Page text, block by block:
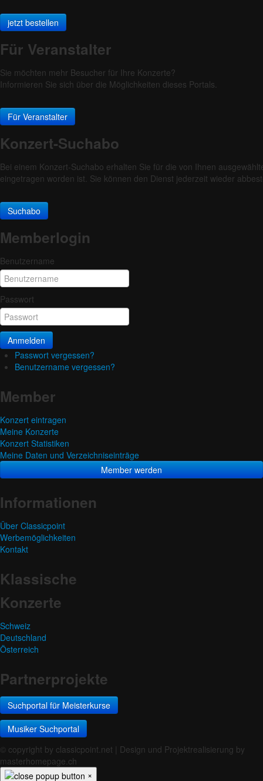
jetzt bestellen
Für Veranstalter
Sie möchten mehr Besucher für Ihre Konzerte?
Informieren Sie sich über die Möglichkeiten dieses Portals.
Für Veranstalter
Konzert-Suchabo
Bei einem Konzert-Suchabo erhalten Sie für die von Ihnen
eingetragen worden ist. Sie können den Dienst jederzeit wieder
Suchabo
Memberlogin
Benutzername
Passwort
Anmelden
Passwort vergessen?
Benutzername vergessen?
Member
Konzert eintragen
Meine Konzerte
Konzert Statistiken
Meine Daten und Verzeichniseinträge
Member werden
Informationen
Über Classicpoint
Werbemöglichkeiten
Kontakt
Klassische
Konzerte
Schweiz
Deutschland
Österreich
Partnerprojekte
Suchportal für Meisterkurse
Musiker Suchportal
© copyright by classicpoint.net | Design und Projektrealisierung by
masterhomepage.ch
×